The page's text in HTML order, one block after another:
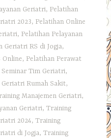
Geriatri, Pelatihan
2023, Pelatihan Online
, Pelatihan Pelayanan
Geriatri RS di Jogja,
Online, Pelatihan Perawat
Seminar Tim Geriatri,
Rumah Sakit,
Manajemen Geriatri,
Geriatri,Training
2024,Training
di Jogja,Training